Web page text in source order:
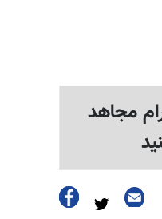
مجاهد